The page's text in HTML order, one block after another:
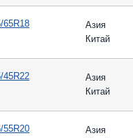
65R18
Азия
Китай
45R22
Азия
Китай
55R20
Азия